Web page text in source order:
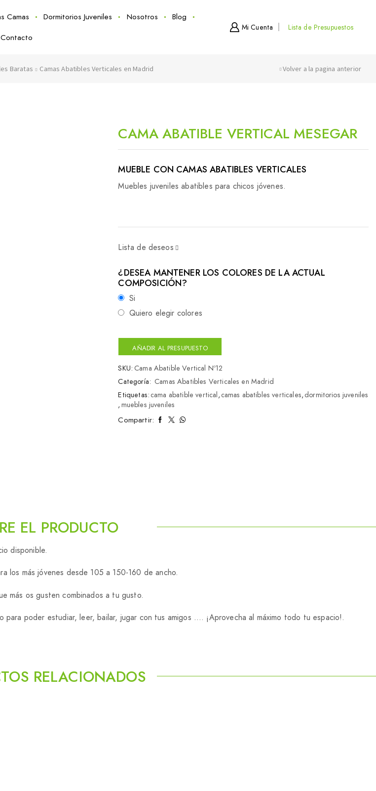
Camas Dormitorios Juveniles Nosotros
Blog
Contacto
Mi Cuenta Lista de Presupuestos
Baratas Camas Abatibles Verticales en Madrid Volver a la pagina anterior
CAMA ABATIBLE VERTICAL MESEGAR
MUEBLE CON CAMAS ABATIBLES VERTICALES
Muebles juveniles abatibles para chicos jóvenes.
Lista de deseos
¿DESEA MANTENER LOS COLORES DE LA ACTUAL
COMPOSICIÓN?
Si
Quiero elegir colores
AÑADIR AL PRESUPUESTO
SKU: Cama Abatible Vertical Nº12
Categoría: Camas Abatibles Verticales en Madrid
Etiquetas:cama abatible vertical,camas abatibles verticales,dormitorios juveniles
, muebles juveniles
Compartir:
EL PRODUCTO
disponible.
los más jóvenes desde 105 a 150-160 de ancho.
más os gusten combinados a tu gusto.
poder estudiar, leer, bailar, jugar con tus amigos …. ¡Aprovecha al máximo todo tu espacio!.
RELACIONADOS